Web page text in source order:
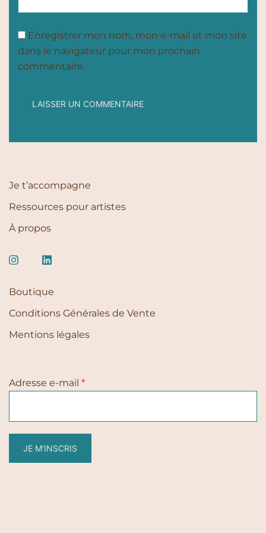
Enregistrer mon nom, mon e-mail et mon site
dans le navigateur pour mon prochain
commentaire.
Je t’accompagne
Ressources pour artistes
À propos
Boutique
Conditions Générales de Vente
Mentions légales
Adresse e-mail *
JE M'INSCRIS